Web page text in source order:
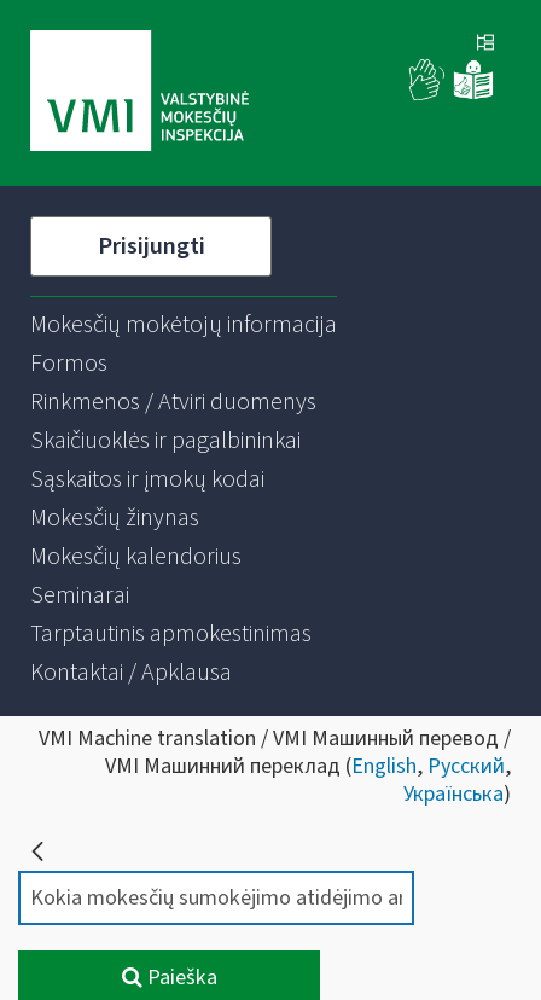
Prisijungti
Mokesčių mokėtojų informacija
Formos
Rinkmenos / Atviri duomenys
Skaičiuoklės ir pagalbininkai
Sąskaitos ir įmokų kodai
Mokesčių žinynas
Mokesčių kalendorius
Seminarai
Tarptautinis apmokestinimas
Kontaktai / Apklausa
VMI Machine translation / VMI Машинный перевод /
VMI Машинний переклад (English, Русский,
Українська)
Paieška